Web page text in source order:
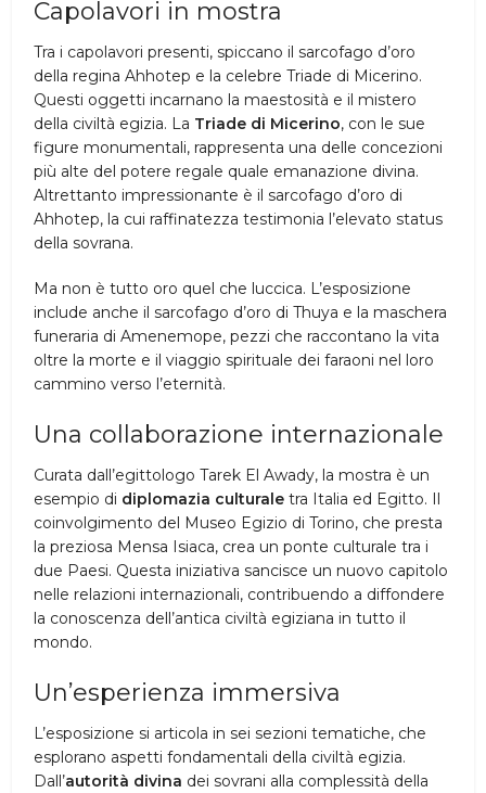
Capolavori in mostra
Tra i capolavori presenti, spiccano il sarcofago d’oro
della regina Ahhotep e la celebre Triade di Micerino.
Questi oggetti incarnano la maestosità e il mistero
della civiltà egizia. La Triade di Micerino, con le sue
figure monumentali, rappresenta una delle concezioni
più alte del potere regale quale emanazione divina.
Altrettanto impressionante è il sarcofago d’oro di
Ahhotep, la cui raffinatezza testimonia l’elevato status
della sovrana.
Ma non è tutto oro quel che luccica. L’esposizione
include anche il sarcofago d’oro di Thuya e la maschera
funeraria di Amenemope, pezzi che raccontano la vita
oltre la morte e il viaggio spirituale dei faraoni nel loro
cammino verso l’eternità.
Una collaborazione internazionale
Curata dall’egittologo Tarek El Awady, la mostra è un
esempio di diplomazia culturale tra Italia ed Egitto. Il
coinvolgimento del Museo Egizio di Torino, che presta
la preziosa Mensa Isiaca, crea un ponte culturale tra i
due Paesi. Questa iniziativa sancisce un nuovo capitolo
nelle relazioni internazionali, contribuendo a diffondere
la conoscenza dell’antica civiltà egiziana in tutto il
mondo.
Un’esperienza immersiva
L’esposizione si articola in sei sezioni tematiche, che
esplorano aspetti fondamentali della civiltà egizia.
Dall’autorità divina dei sovrani alla complessità della